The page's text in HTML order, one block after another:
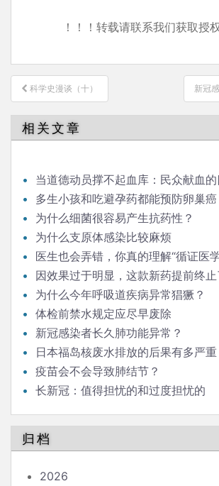
！！！转载请联系我们获取授
文
章
导
航
科学史漫谈（十） 新冠
相关文章
当道德动员撑不起血库：民众献血
多生小孩和吃避孕药都能预防卵巢癌
为什么细菌很容易产生抗药性？
为什么支原体感染比较麻烦
医生也会弄错，你真的理解“循证医
因效果过于明显，这款新药提前终
为什么今年呼吸道疾病异常猖獗？
体检前禁水规定应尽早废除
新冠感染者长久肺功能异常？
日本福岛核废水排放的后果有多严重
疫苗会不会导致肺结节？
长新冠：值得担忧的和过度担忧的
归档
2026